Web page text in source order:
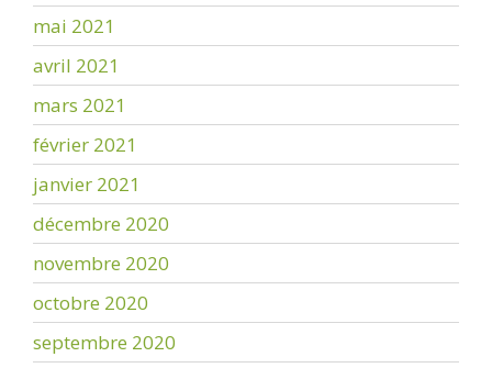
mai 2021
avril 2021
mars 2021
février 2021
janvier 2021
décembre 2020
novembre 2020
octobre 2020
septembre 2020